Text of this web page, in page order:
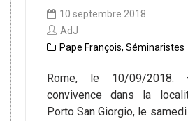
10 septembre 2018
AdJ
Pape François, Séminaristes
Rome, le 10/09/2018.
convivence dans la
Porto San Giorgio, le